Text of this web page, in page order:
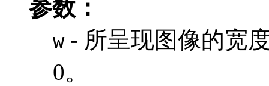
参数：
w- 所呈现图像的宽
0。